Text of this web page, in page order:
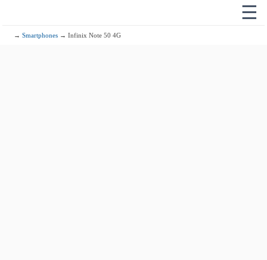
☰
→Smartphones → Infinix Note 50 4G